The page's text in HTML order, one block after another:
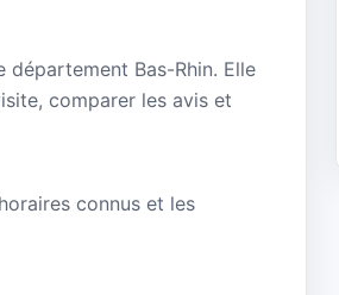
Bas-Rhin. Elle
comparer les avis et
connus et les